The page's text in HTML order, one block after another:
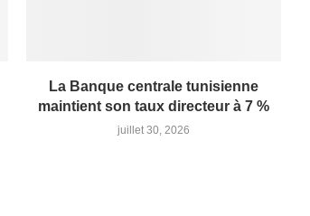
La Banque centrale tunisienne
maintient son taux directeur à 7 %
juillet 30, 2026